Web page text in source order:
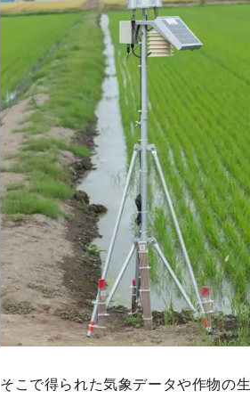
そこで得られた気象データや作物の